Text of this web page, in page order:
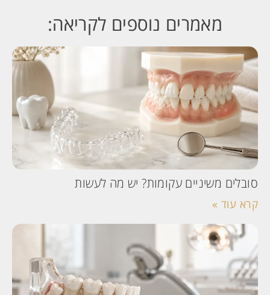
מאמרים נוספים לקריאה:
סובלים משיניים עקומות? יש מה לעשות
קרא עוד »